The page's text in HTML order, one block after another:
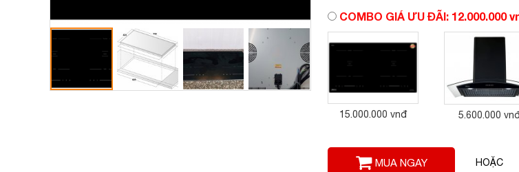
COMBO GIÁ ƯU ĐÃI: 12.000.000
15.000.000 vnđ 5.600.000
MUA NGAY HOẶC